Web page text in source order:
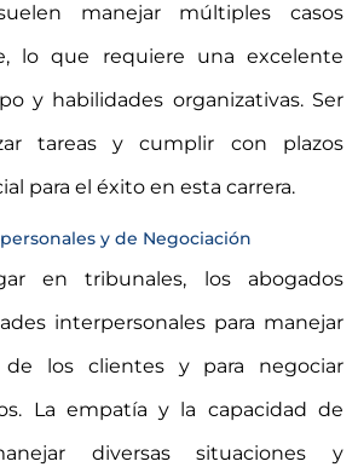
manejar múltiples casos
lo que requiere una excelente
y habilidades organizativas. Ser
tareas y cumplir con plazos
para el éxito en esta carrera.
y de Negociación
en tribunales, los abogados
interpersonales para manejar
de los clientes y para negociar
La empatía y la capacidad de
diversas situaciones y